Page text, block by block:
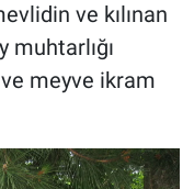
ve kılınan
muhtarlığı
ve meyve ikram